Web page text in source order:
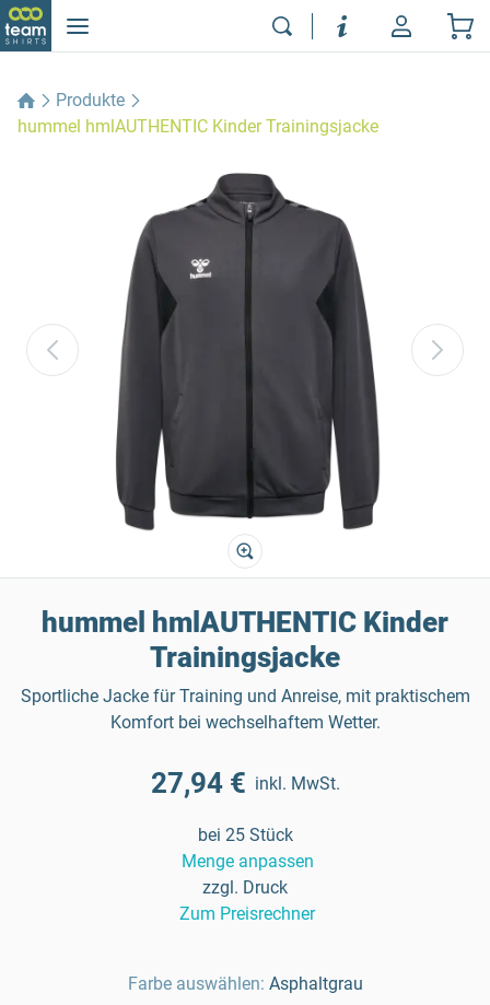
Produkte
hummel hmlAUTHENTIC Kinder Trainingsjacke
hummel hmlAUTHENTIC Kinder
Trainingsjacke
Sportliche Jacke für Training und Anreise, mit praktischem
Komfort bei wechselhaftem Wetter.
27,94 € inkl. MwSt.
bei 25 Stück
Menge anpassen
zzgl. Druck
Zum Preisrechner
Farbe auswählen: Asphaltgrau